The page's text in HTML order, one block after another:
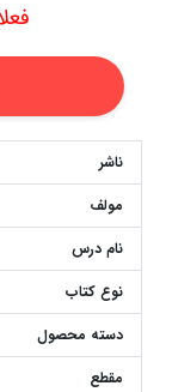
ناشر
مولف
نام درس
نوع کتاب
دسته محصول
مقطع